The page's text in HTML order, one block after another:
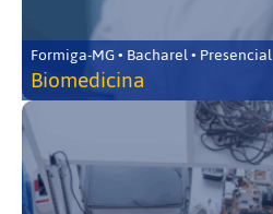
Formiga-MG • Bacharel • Presencial
Biomedicina